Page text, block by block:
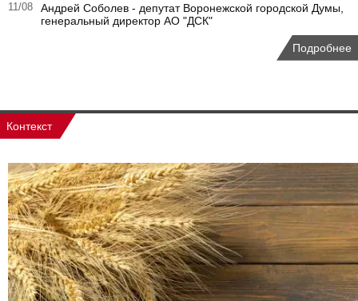
11/08
Андрей Соболев - депутат Воронежской городской Думы,
генеральный директор АО "ДСК"
Подробнее
Контекст